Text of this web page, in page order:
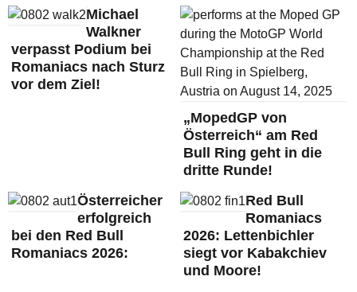
Michael
Walkner
verpasst Podium bei
Romaniacs nach Sturz
vor dem Ziel!
„MopedGP von
Österreich“ am Red
Bull Ring geht in die
dritte Runde!
Österreicher
erfolgreich
bei den Red Bull
Romaniacs 2026:
Red Bull
Romaniacs
2026: Lettenbichler
siegt vor Kabakchiev
und Moore!